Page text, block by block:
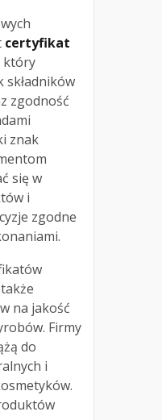
certyfikat
który
składników
zgodność
znak
się w
i
zgodne
na jakość
Firmy
do
i